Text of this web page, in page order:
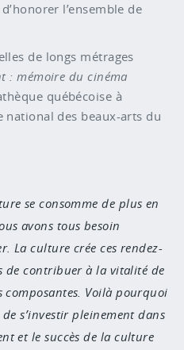
l’ensemble de
de longs métrages
: mémoire du cinéma
québécoise à
national des beaux-arts du
se consomme de plus en
avons tous besoin
La culture crée ces rendez-
de contribuer à la vitalité de
composantes. Voilà pourquoi
s’investir pleinement dans
et le succès de la culture